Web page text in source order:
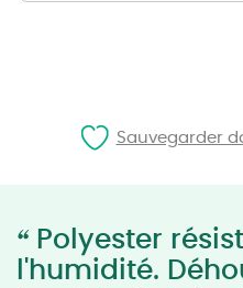
“ Polyester
l'humidité.
Sauvegarder